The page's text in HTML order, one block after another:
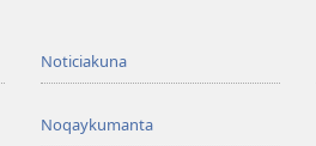
Noticiakuna
Noqaykumanta